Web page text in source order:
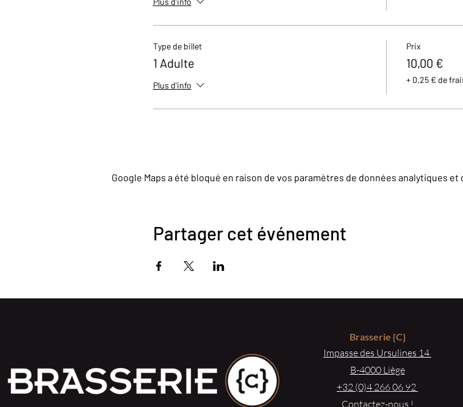
Type de billet
1 Adulte
Plus d'info
Prix
10,00 €
+ 0,25 € de
Google Maps a été bloqué en raison de vos paramètres de données analytiques
Partager cet événement
Brasserie{C}
Impasse des Ursulines 14
B-4000 Liège
+32 (0)4 266 06 92
Contactez-nous !